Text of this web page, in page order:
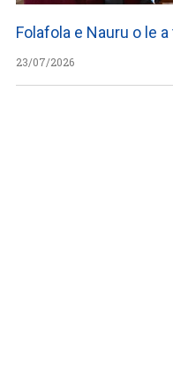
Folafola e Nauru o le
23/07/2026